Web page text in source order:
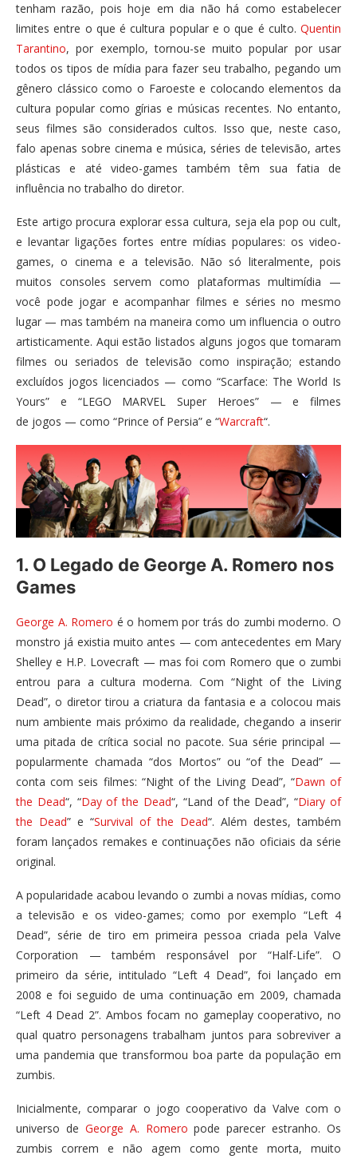
tenham razão, pois hoje em dia não há como estabelecer
limites entre o que é cultura popular e o que é culto. Quentin
Tarantino, por exemplo, tornou-se muito popular por usar
todos os tipos de mídia para fazer seu trabalho, pegando um
gênero clássico como o Faroeste e colocando elementos da
cultura popular como gírias e músicas recentes. No entanto,
seus filmes são considerados cultos. Isso que, neste caso,
falo apenas sobre cinema e música, séries de televisão, artes
plásticas e até video-games também têm sua fatia de
influência no trabalho do diretor.
Este artigo procura explorar essa cultura, seja ela pop ou cult,
e levantar ligações fortes entre mídias populares: os video-
games, o cinema e a televisão. Não só literalmente, pois
muitos consoles servem como plataformas multimídia —
você pode jogar e acompanhar filmes e séries no mesmo
lugar — mas também na maneira como um influencia o outro
artisticamente. Aqui estão listados alguns jogos que tomaram
filmes ou seriados de televisão como inspiração; estando
excluídos jogos licenciados — como “Scarface: The World Is
Yours” e “LEGO MARVEL Super Heroes” — e filmes
de jogos — como “Prince of Persia” e “Warcraft“.
1. O Legado de George A. Romero nos
Games
George A. Romero é o homem por trás do zumbi moderno. O
monstro já existia muito antes — com antecedentes em Mary
Shelley e H.P. Lovecraft — mas foi com Romero que o zumbi
entrou para a cultura moderna. Com “Night of the Living
Dead”, o diretor tirou a criatura da fantasia e a colocou mais
num ambiente mais próximo da realidade, chegando a inserir
uma pitada de crítica social no pacote. Sua série principal —
popularmente chamada “dos Mortos” ou “of the Dead” —
conta com seis filmes: “Night of the Living Dead”, “Dawn of
the Dead“, “Day of the Dead“, “Land of the Dead”, “Diary of
the Dead” e “Survival of the Dead“. Além destes, também
foram lançados remakes e continuações não oficiais da série
original.
A popularidade acabou levando o zumbi a novas mídias, como
a televisão e os video-games; como por exemplo “Left 4
Dead”, série de tiro em primeira pessoa criada pela Valve
Corporation — também responsável por “Half-Life”. O
primeiro da série, intitulado “Left 4 Dead”, foi lançado em
2008 e foi seguido de uma continuação em 2009, chamada
“Left 4 Dead 2”. Ambos focam no gameplay cooperativo, no
qual quatro personagens trabalham juntos para sobreviver a
uma pandemia que transformou boa parte da população em
zumbis.
Inicialmente, comparar o jogo cooperativo da Valve com o
universo de George A. Romero pode parecer estranho. Os
zumbis correm e não agem como gente morta, muito